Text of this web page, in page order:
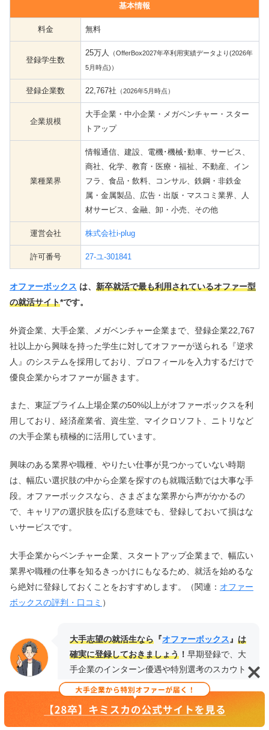
基本情報
料金 無料
登録学生数
25万人
（OfferBox2027年卒利用実績データより(2026年
5月時点)）
登録企業数 22,767社 （2026年5月時点）
企業規模
大手企業・中小企業・メガベンチャー・スター
トアップ
業種業界
情報通信、建設、電機･機械･動車、サービス、
商社、化学、教育・医療・福祉、不動産、イン
フラ、食品・飲料、コンサル、鉄鋼・非鉄金
属・金属製品、広告・出版・マスコミ業界、人
材サービス、金融、卸・小売、その他
運営会社 株式会社i-plug
許可番号 27-ユ-301841
オファーボックス は、 新卒就活で最も利用されているオファー型
の就活サイト*です。
外資企業、大手企業、メガベンチャー企業まで、登録企業22,767
社以上から興味を持った学生に対してオファーが送られる『逆求
人』のシステムを採用しており、プロフィールを入力するだけで
優良企業からオファーが届きます。
また、東証プライム上場企業の50%以上がオファーボックスを利
用しており、経済産業省、資生堂、マイクロソフト、ニトリなど
の大手企業も積極的に活用しています。
興味のある業界や職種、やりたい仕事が見つかっていない時期
は、幅広い選択肢の中から企業を探すのも就職活動では大事な手
段。オファーボックスなら、さまざまな業界から声がかかるの
で、キャリアの選択肢を広げる意味でも、登録しておいて損はな
いサービスです。
大手企業からベンチャー企業、スタートアップ企業まで、幅広い
業界や職種の仕事を知るきっかけにもなるため、就活を始めるな
ら絶対に登録しておくことをおすすめします。（関連： オファー
ボックスの評判・口コミ ）
大手志望の就活生なら 『オファーボックス』 は
確実に登録しておきましょう ！ 早期登録で、大
手企業のインターン優遇や特別選考のスカウト
を受け取れます！
オファーボックス